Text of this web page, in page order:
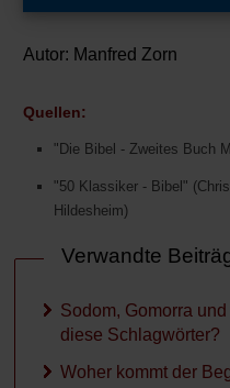
Autor: Manfred Zorn
Quellen:
"Die Bibel - Zweites Buch
"50 Klassiker - Bibel"
Hildesheim)
Verwandte
Sodom, Gomorra
diese Schlagwörter?
Woher kommt der